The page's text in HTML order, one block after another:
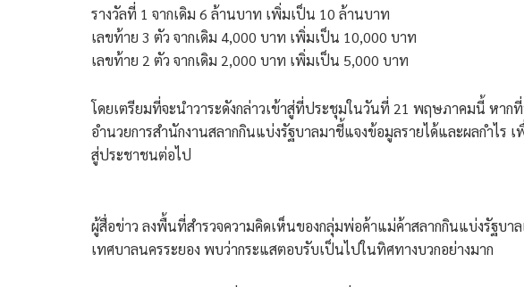
​รางวัลที่ 1 จากเดิม 6 ล้านบาท เพิ่มเป็น 10 ล้านบาท
​เลขท้าย 3 ตัว จากเดิม 4,000 บาท เพิ่มเป็น 10,000 บาท
​เลขท้าย 2 ตัว จากเดิม 2,000 บาท เพิ่มเป็น 5,000 บาท
โดยเตรียมที่จะนำวาระดังกล่าวเข้าสู่ที่ประชุมในวันที่ 21 พฤษภาคมนี้ หาก
อำนวยการสำนักงานสลากกินแบ่งรัฐบาลมาชี้แจงข้อมูลรายได้และผลกำไร
สู่ประชาชนต่อไป
ผู้สื่อข่าว ลงพื้นที่สำรวจความคิดเห็นของกลุ่มพ่อค้าแม่ค้าสลากกินแบ่งรัฐบา
เทศบาลนครระยอง พบว่ากระแสตอบรับเป็นไปในทิศทางบวกอย่างมาก